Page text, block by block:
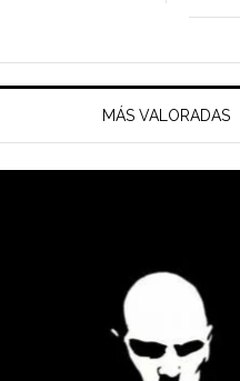
MÁS VALORADAS